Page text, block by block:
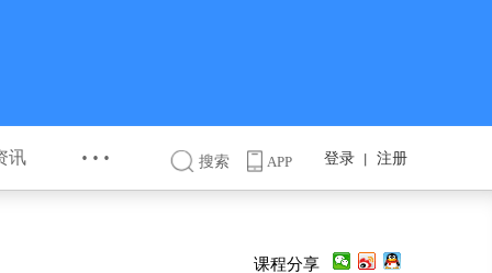
讯 ··· 搜索 APP 登录 注册
课程分享